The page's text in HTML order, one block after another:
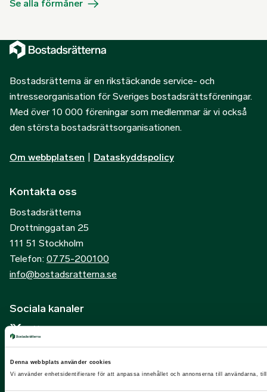
Denna webbplats använder cookies
Vi använder enhetsidentifierare för att anpassa innehållet och annonserna till användarna,
Se alla förmåner
Bostadsrätterna är en rikstäckande service- och
intresseorganisation för Sveriges bostadsrättsföreningar.
Med över 10 000 föreningar som medlemmar är vi också
den största bostadsrättsorganisationen.
Om webbplatsen Dataskyddspolicy
Kontakta oss
Bostadsrätterna
Drottninggatan 25
111 51 Stockholm
Telefon: 0775-200100
info@bostadsratterna.se
Sociala kanaler
X
Facebook
LinkedIn